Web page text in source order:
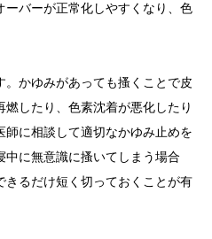
ーバーが正常化しやすくなり、色
。かゆみがあっても搔くことで皮
したり、色素沈着が悪化したり
師に相談して適切なかゆみ止めを
に無意識に搔いてしまう場合
きるだけ短く切っておくことが有